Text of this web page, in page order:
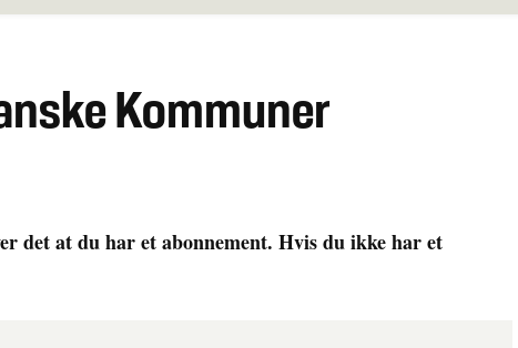
Kommuner
det at du har et abonnement. Hvis du ikke har et